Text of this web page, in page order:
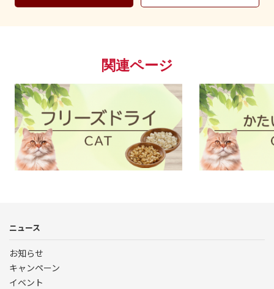
関連ページ
ニュース
お知らせ
キャンペーン
イベント